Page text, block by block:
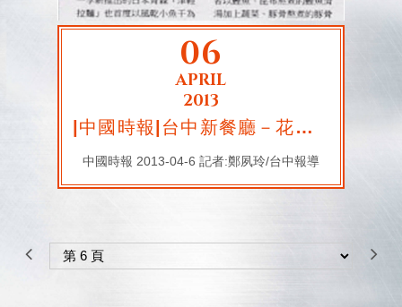
06
APRIL
2013
|中國時報|台中新餐廳－花月嵐旗艦店 道地津輕風
中國時報 2013-04-6 記者:鄭夙玲/台中報導